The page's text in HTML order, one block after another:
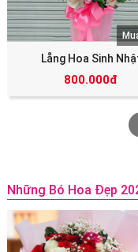
Lẵng Hoa Sinh
800.000đ
Những Bó Hoa Đẹp